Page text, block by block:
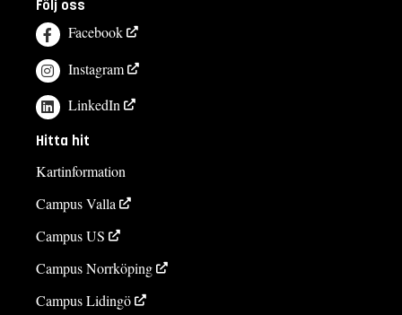
Följ oss
Facebook
Instagram
LinkedIn
Hitta hit
Kartinformation
Campus Valla
Campus US
Campus Norrköping
Campus Lidingö